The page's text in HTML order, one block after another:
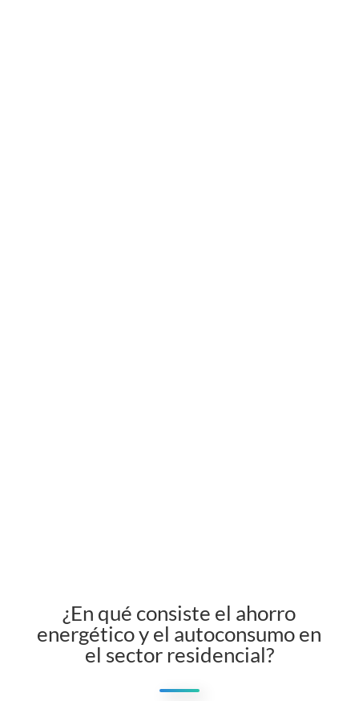
¿En qué consiste el ahorro
energético y el autoconsumo en
el sector residencial?